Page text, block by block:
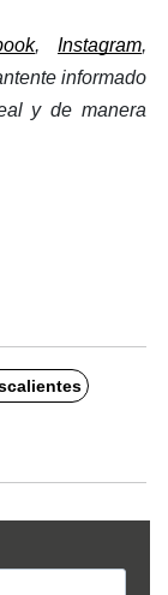
, Instagram,
informado
y de manera